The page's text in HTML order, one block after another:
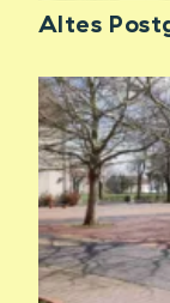
Altes